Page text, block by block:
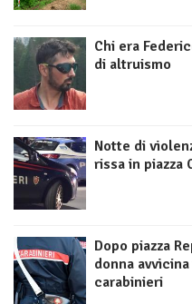
Chi era
di altruismo
Notte di
rissa in piazza
Dopo piazza
donna
carabinieri